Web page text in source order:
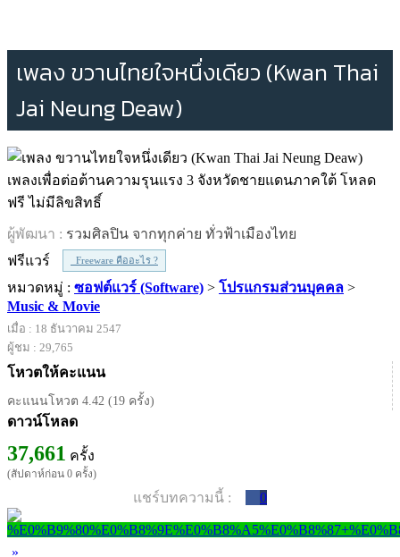
เพลง ขวานไทยใจหนึ่งเดียว (Kwan Thai
Jai Neung Deaw)
เพลงเพื่อต่อต้านความรุนแรง 3 จังหวัดชายแดนภาคใต้ โหลด
ฟรี ไม่มีลิขสิทธิ์
ผู้พัฒนา : รวมศิลปิน จากทุกค่าย ทั่วฟ้าเมืองไทย
ฟรีแวร์
Freeware คืออะไร ?
หมวดหมู่ : ซอฟต์แวร์ (Software) > โปรแกรมส่วนบุคคล >
Music & Movie
เมื่อ : 18 ธันวาคม 2547
ผู้ชม : 29,765
โหวตให้คะแนน
คะแนนโหวต 4.42 (19 ครั้ง)
ดาวน์โหลด
37,661 ครั้ง
(สัปดาห์ก่อน 0 ครั้ง)
แชร์บทความนี้ : 0
»